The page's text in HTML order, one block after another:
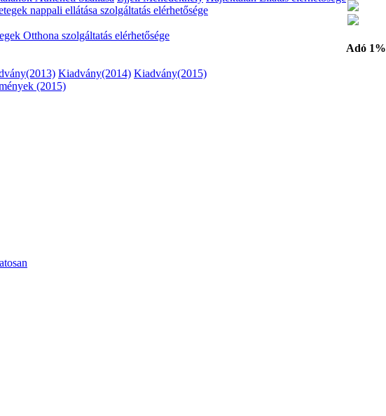
nappali ellátása szolgáltatás elérhetősége
Otthona szolgáltatás elérhetősége
Kiadvány(2014) Kiadvány(2015)
(2015)
Adó 1%